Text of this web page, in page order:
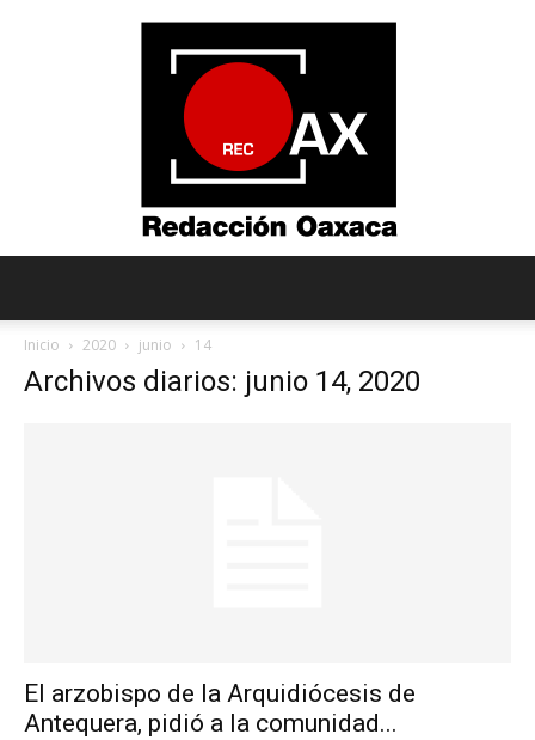
Inicio 2020 junio 14
Archivos diarios: junio 14, 2020
El arzobispo de la Arquidiócesis de
Antequera, pidió a la comunidad...